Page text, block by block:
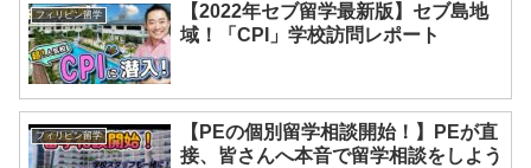
フィリピン留学
【2022年セブ留学最新版】セブ島地
域！「CPI」学校訪問レポート
フィリピン留学
【PEの個別留学相談開始！】PEが直
接、皆さんへ本音で留学相談をしよう